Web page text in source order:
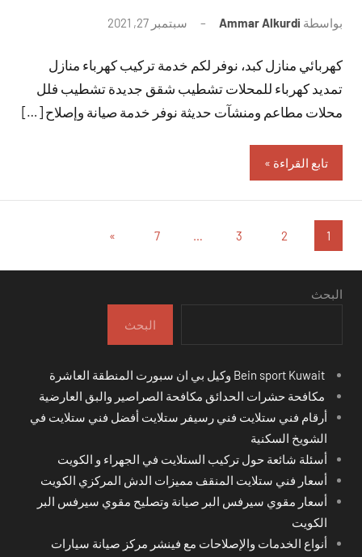
بواسطة Ammar Alkurdi سبتمبر 27, 2021
تعليقات
كهربائي منازل كبد، نوفر لكم خدمة تركيب كهرباء منازل
تمديد كهرباء للمحلات تشطيب شقق جديدة تشطيب فلل
محلات مطاعم ومنشآت حديثة نوفر خدمة صيانة وإصلاح […]
تابع القراءة
تعدد
صفحات
المقالات
1
2
3
…
7
المقالات
»
البحث
البحث
مكافحة حشرات الحدائق مكافحة الصراصير والبق العارضية
أرقام فني ستلايت فني رسيفر ستلايت أفضل فني ستلايت في
الشويخ السكنية
أسئلة شائعة حول تركيب الستلايت في الجهراء و الكويت
أسعار فني ستلايت المنقف مميزات الدش المركزي الكويت
أسعار مقوي سيرفس البر صيانة وتصليح مقوي سيرفس البر
الكويت
أنواع الخدمات والإصلاحات مع فينشر مركز صيانة سيارات